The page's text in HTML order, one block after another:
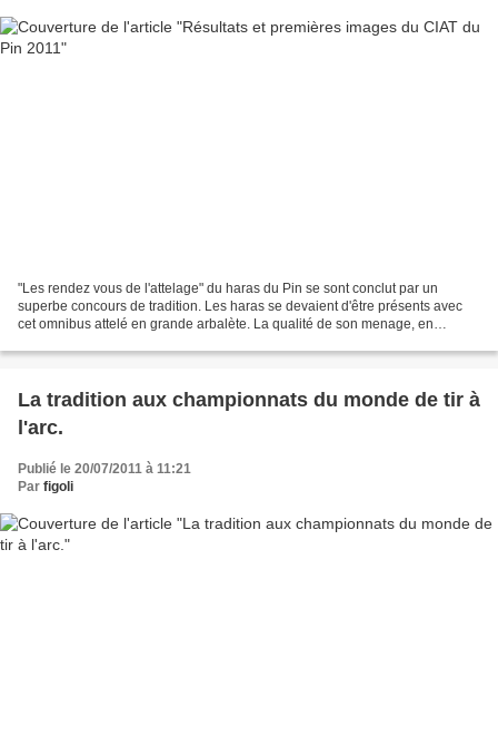
"Les rendez vous de l'attelage" du haras du Pin se sont conclut par un
superbe concours de tradition. Les haras se devaient d'être présents avec
cet omnibus attelé en grande arbalète. La qualité de son menage, en
La tradition aux championnats du monde de tir à
l'arc.
Publié le 20/07/2011 à 11:21
Par figoli